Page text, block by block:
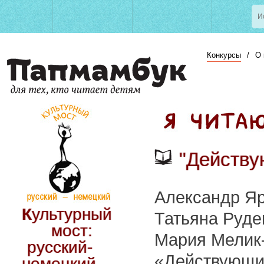
Конкурсы / О
Культурный
мост:
русский-
Александр
Татьяна
Мария